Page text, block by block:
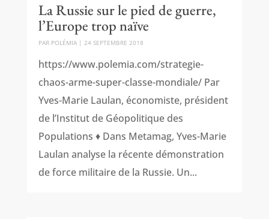
La Russie sur le pied de guerre,
l’Europe trop naïve
PAR POLÉMIA| 24 SEPTEMBRE 2018
https://www.polemia.com/strategie-
chaos-arme-super-classe-mondiale/ Par
Yves-Marie Laulan, économiste, président
de l’Institut de Géopolitique des
Populations ♦ Dans Metamag, Yves-Marie
Laulan analyse la récente démonstration
de force militaire de la Russie. Un...